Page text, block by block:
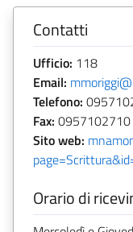
Contatti
Ufficio: 118
Email:
Telefono:
Fax: 0957102710
Sito web:
Orario di